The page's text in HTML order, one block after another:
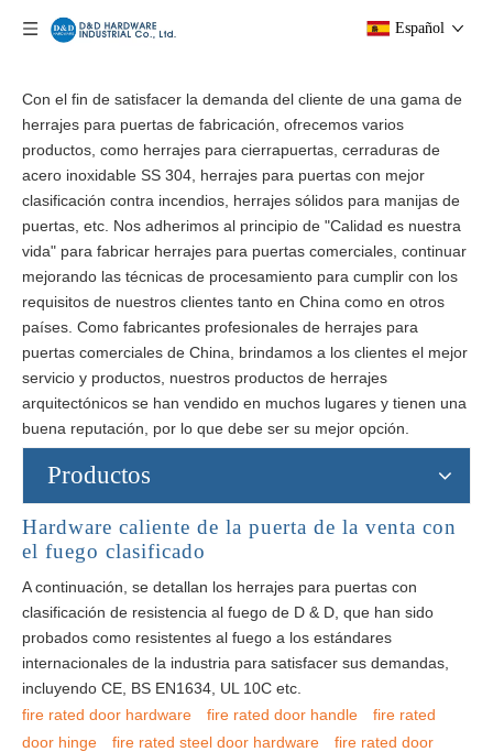
Español
Con el fin de satisfacer la demanda del cliente de una gama de
herrajes para puertas de fabricación, ofrecemos varios
productos, como herrajes para cierrapuertas, cerraduras de
acero inoxidable SS 304, herrajes para puertas con mejor
clasificación contra incendios, herrajes sólidos para manijas de
puertas, etc. Nos adherimos al principio de "Calidad es nuestra
vida" para fabricar herrajes para puertas comerciales, continuar
mejorando las técnicas de procesamiento para cumplir con los
requisitos de nuestros clientes tanto en China como en otros
países. Como fabricantes profesionales de herrajes para
puertas comerciales de China, brindamos a los clientes el mejor
servicio y productos, nuestros productos de herrajes
arquitectónicos se han vendido en muchos lugares y tienen una
buena reputación, por lo que debe ser su mejor opción.
Productos
Hardware caliente de la puerta de la venta con
el fuego clasificado
A continuación, se detallan los herrajes para puertas con
clasificación de resistencia al fuego de D & D, que han sido
probados como resistentes al fuego a los estándares
internacionales de la industria para satisfacer sus demandas,
incluyendo CE, BS EN1634, UL 10C etc.
fire rated door hardware
fire rated door handle
fire rated
door hinge
fire rated steel door hardware
fire rated door